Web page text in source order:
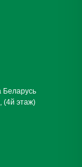
Беларусь
(4й этаж)